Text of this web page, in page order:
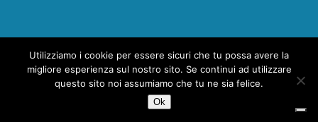
Copyright © 2026 | MH Magazine WordPress Theme by
Utilizziamo i cookie per essere sicuri che tu possa avere la
migliore esperienza sul nostro sito. Se continui ad utilizzare
questo sito noi assumiamo che tu ne sia felice.
Ok